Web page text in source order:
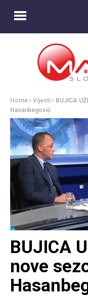
Home Vijesti
BUJICA
Hasanbegović
BUJICA
nove